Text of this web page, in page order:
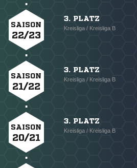
SAISON
22/23
3. PLATZ
Kreisliga / Kreisliga B
SAISON
21/22
3. PLATZ
Kreisliga / Kreisliga B
SAISON
20/21
3. PLATZ
Kreisliga / Kreisliga B